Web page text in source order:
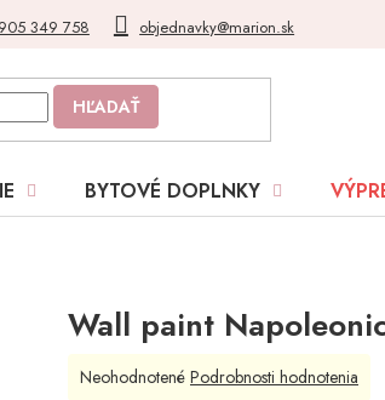
349 758 objednavky@marion.sk
objednávka
HĽADAŤ
BYTOVÉ DOPLNKY
Wall paint
Priemerné
Neohodnotené Podrobnosti hodnotenia